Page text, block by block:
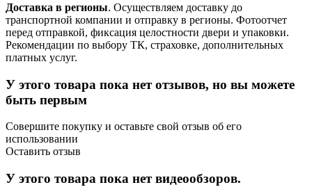
Доставка в регионы. Осуществляем доставку до
транспортной компании и отправку в регионы. Фотоотчет
перед отправкой, фиксация целостности двери и упаковки.
Рекомендации по выбору ТК, страховке, дополнительных
платных услуг.
У этого товара пока нет отзывов, но вы можете
быть первым
Совершите покупку и оставьте свой отзыв об его
использовании
Оставить отзыв
У этого товара пока нет видеообзоров.